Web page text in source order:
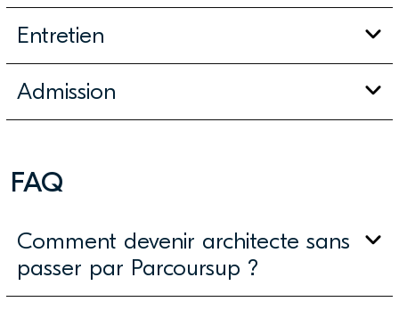
Entretien
Admission
FAQ
Comment devenir architecte sans
passer par Parcoursup ?